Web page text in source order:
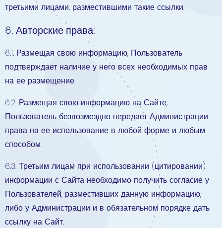
третьими лицами, разместившими такие ссылки.
6. Авторские права:
6.1. Размещая свою информацию, Пользователь
подтверждает наличие у него всех необходимых прав
на ее размещение.
6.2. Размещая свою информацию на Сайте,
Пользователь безвозмездно передает Администрации
права на ее использование в любой форме и любым
способом.
6.3. Третьим лицам при использовании (цитировании)
информации с Сайта необходимо получить согласие у
Пользователей, разместивших данную информацию,
либо у Администрации и в обязательном порядке дать
ссылку на Сайт.